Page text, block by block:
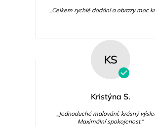
„Celkem rychlé dodání a obrazy moc
KS
Kristýna S.
„Jednoduché malování, krásný
Maximální spokojenost.“